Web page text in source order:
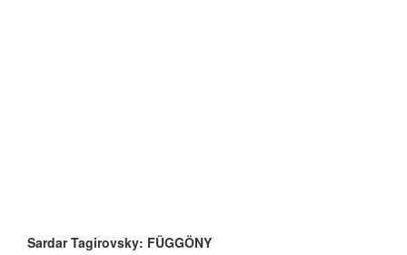
Sardar Tagirovsky: FÜGGÖNY